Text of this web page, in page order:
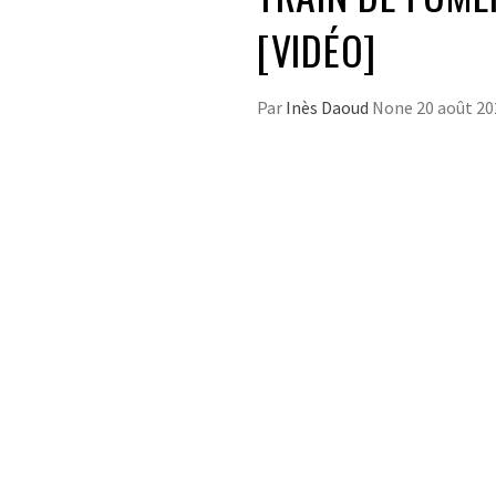
[VIDÉO]
Par Inès Daoud None 20 août